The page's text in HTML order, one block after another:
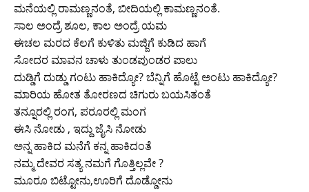
ಮನೆಯಲ್ಲಿ ರಾಮಣ್ಣನಂತೆ, ಬೀದಿಯಲ್ಲಿ ಕಾಮಣ್ಣನಂತೆ.
ಸಾಲ ಅಂದ್ರೆ ಶೂಲ, ಕಾಲ ಅಂದ್ರೆ ಯಮ
ಈಚಲ ಮರದ ಕೆಲಗೆ ಕುಳಿತು ಮಜ್ಜಿಗೆ ಕುಡಿದ ಹಾಗೆ
ಸೋದರ ಮಾವನ ಚಾಳು ತುಂಡಪುಂಡರ ಪಾಲು
ದುಡ್ಡಿಗೆ ದುಡ್ಡು ಗಂಟು ಹಾಕಿದ್ಯೋ? ಬೆನ್ನಿಗೆ ಹೊಟ್ಟೆ ಅಂಟು ಹಾಕಿದ್ಯೋ?
ಮಾರಿಯ ಹೋತ ತೋರಣದ ಚಿಗುರು ಬಯಸಿತಂತೆ
ತನ್ನೂರಲ್ಲಿ ರಂಗ, ಪರೂರಲ್ಲಿ ಮಂಗ
ಈಸಿ ನೋಡು , ಇದ್ದು ಜೈಸಿ ನೋಡು
ಅನ್ನ ಹಾಕಿದ ಮನೆಗೆ ಕನ್ನ ಹಾಕಿದಂತೆ
ನಮ್ಮ ದೇವರ ಸತ್ಯ ನಮಗೆ ಗೊತ್ತಿಲ್ಲವೇ ?
ಮೂರೂ ಬಿಟ್ಟೋನು,ಊರಿಗೆ ದೊಡ್ಡೋನು